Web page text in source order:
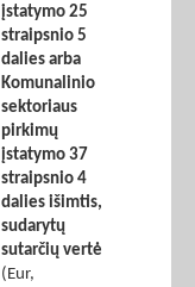
įstatymo 25
straipsnio 5
dalies arba
Komunalinio
sektoriaus
pirkimų
įstatymo 37
straipsnio 4
dalies išimtis,
sudarytų
sutarčių vertė
(Eur,